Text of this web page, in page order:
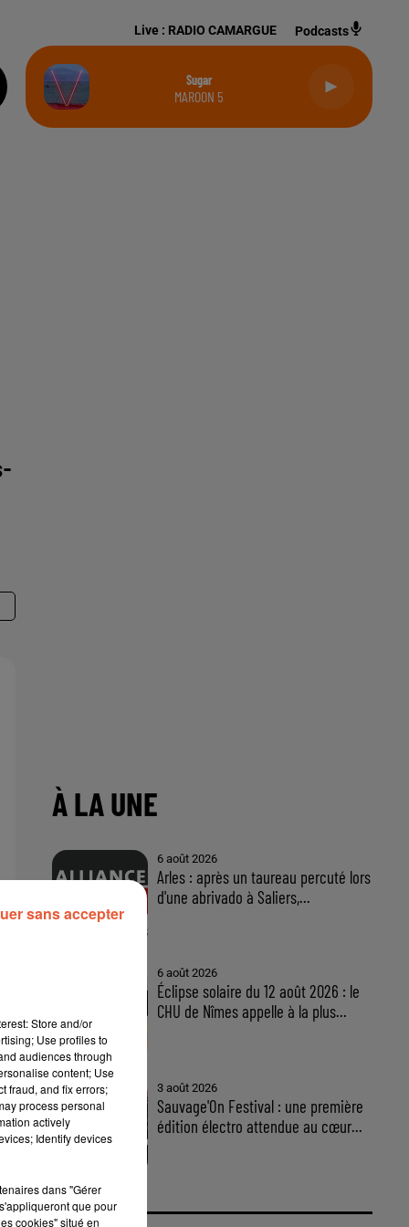
Live : RADIO CAMARGUE Podcasts
Sugar
MAROON 5
À LA UNE
6 août 2026
Arles : après un taureau percuté lors
d'une abrivado à Saliers,...
6 août 2026
Éclipse solaire du 12 août 2026 : le
CHU de Nîmes appelle à la plus...
3 août 2026
Sauvage'On Festival : une première
édition électro attendue au cœur...
Store and/or
Use profiles to
audiences through
content; Use
fraud, and fix errors;
process personal
actively
Identify devices
dans "Gérer
que pour
cookies" situé en
sans accepter